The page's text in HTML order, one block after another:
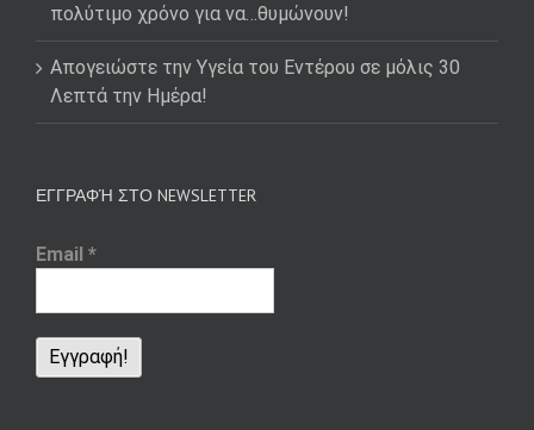
πολύτιμο χρόνο για να…θυμώνουν!
Απογειώστε την Υγεία του Εντέρου σε μόλις 30
Λεπτά την Ημέρα!
ΕΓΓΡΑΦΉ ΣΤΟ NEWSLETTER
Email *